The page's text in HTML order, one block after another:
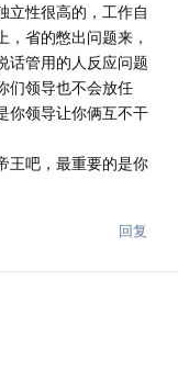
立性很高的，工作自
省的憋出问题来，
话管用的人反应问题
们领导也不会放任
你领导让你俩互不干
王吧，最重要的是你
回复